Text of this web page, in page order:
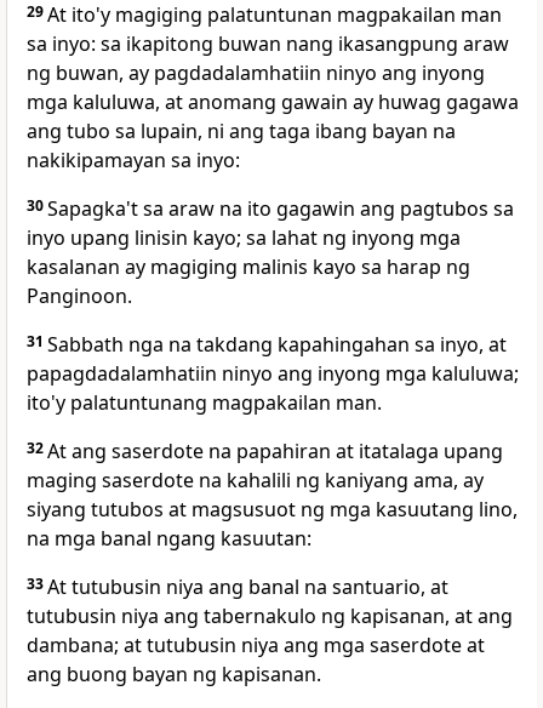
29At ito'y magiging palatuntunan magpakailan man
sa inyo: sa ikapitong buwan nang ikasangpung araw
ng buwan, ay pagdadalamhatiin ninyo ang inyong
mga kaluluwa, at anomang gawain ay huwag gagawa
ang tubo sa lupain, ni ang taga ibang bayan na
nakikipamayan sa inyo:
30Sapagka't sa araw na ito gagawin ang pagtubos sa
inyo upang linisin kayo; sa lahat ng inyong mga
kasalanan ay magiging malinis kayo sa harap ng
Panginoon.
31 Sabbath nga na takdang kapahingahan sa inyo, at
papagdadalamhatiin ninyo ang inyong mga kaluluwa;
ito'y palatuntunang magpakailan man.
32At ang saserdote na papahiran at itatalaga upang
maging saserdote na kahalili ng kaniyang ama, ay
siyang tutubos at magsusuot ng mga kasuutang lino,
na mga banal ngang kasuutan:
33At tutubusin niya ang banal na santuario, at
tutubusin niya ang tabernakulo ng kapisanan, at ang
dambana; at tutubusin niya ang mga saserdote at
ang buong bayan ng kapisanan.